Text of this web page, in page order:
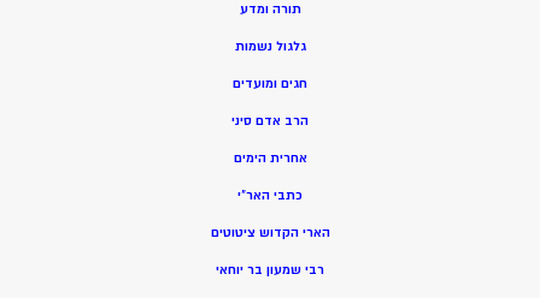
תורה ומדע
גלגול נשמות
חגים ומועדים
הרב אדם סיני
אחרית הימים
כתבי האר”י
הארי הקדוש ציטוטים
רבי שמעון בר יוחאי